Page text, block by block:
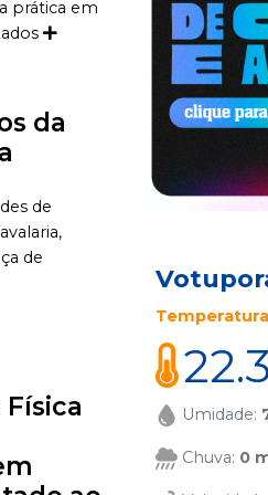
eventos, cursos
e on-line, entre
atividades
nas mais
conhecimento.
prática em
da
de
de
Umidade:
Chuva: 0